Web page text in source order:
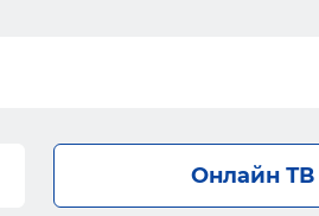
Онлайн ТВ